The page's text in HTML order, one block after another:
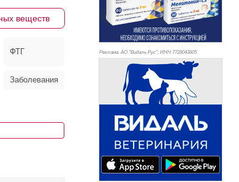
веществ
ФТГ
Заболевания
Реклама. АО "Видаль Рус", ИНН 7728043605